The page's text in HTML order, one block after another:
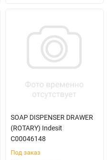
SOAP DISPENSER DRAWER
(ROTARY) Indesit
C00046148
Под заказ